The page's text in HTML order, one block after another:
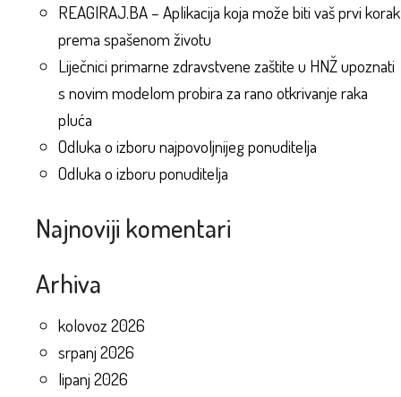
REAGIRAJ.BA – Aplikacija koja može biti vaš prvi korak
prema spašenom životu
Liječnici primarne zdravstvene zaštite u HNŽ upoznati
s novim modelom probira za rano otkrivanje raka
pluća
Odluka o izboru najpovoljnijeg ponuditelja
Odluka o izboru ponuditelja
Najnoviji komentari
Arhiva
kolovoz 2026
srpanj 2026
lipanj 2026